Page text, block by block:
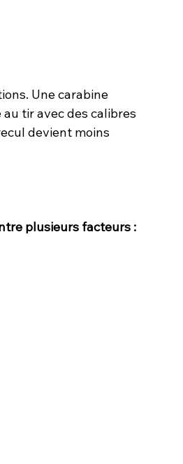
Une carabine
tir avec des calibres
devient moins
plusieurs facteurs :